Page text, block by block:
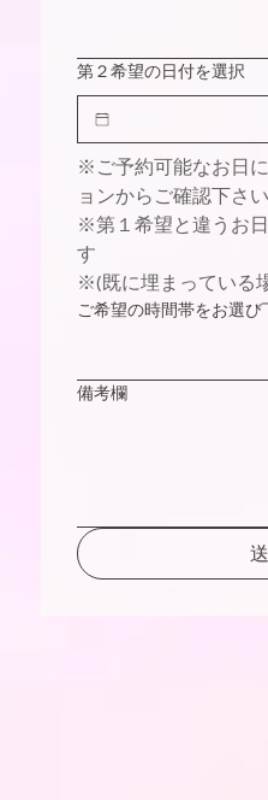
第２希望の日付を選択
※ご予約可能なお日
ョンからご確認下さ
※第１希望と違うお
す
※(既に埋まっている
ご希望の時間帯をお選び
備考欄